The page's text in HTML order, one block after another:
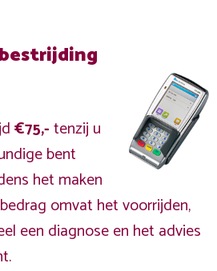
€75,-tenzij u
bent
het maken
omvat het voorrijden,
een diagnose en het advies